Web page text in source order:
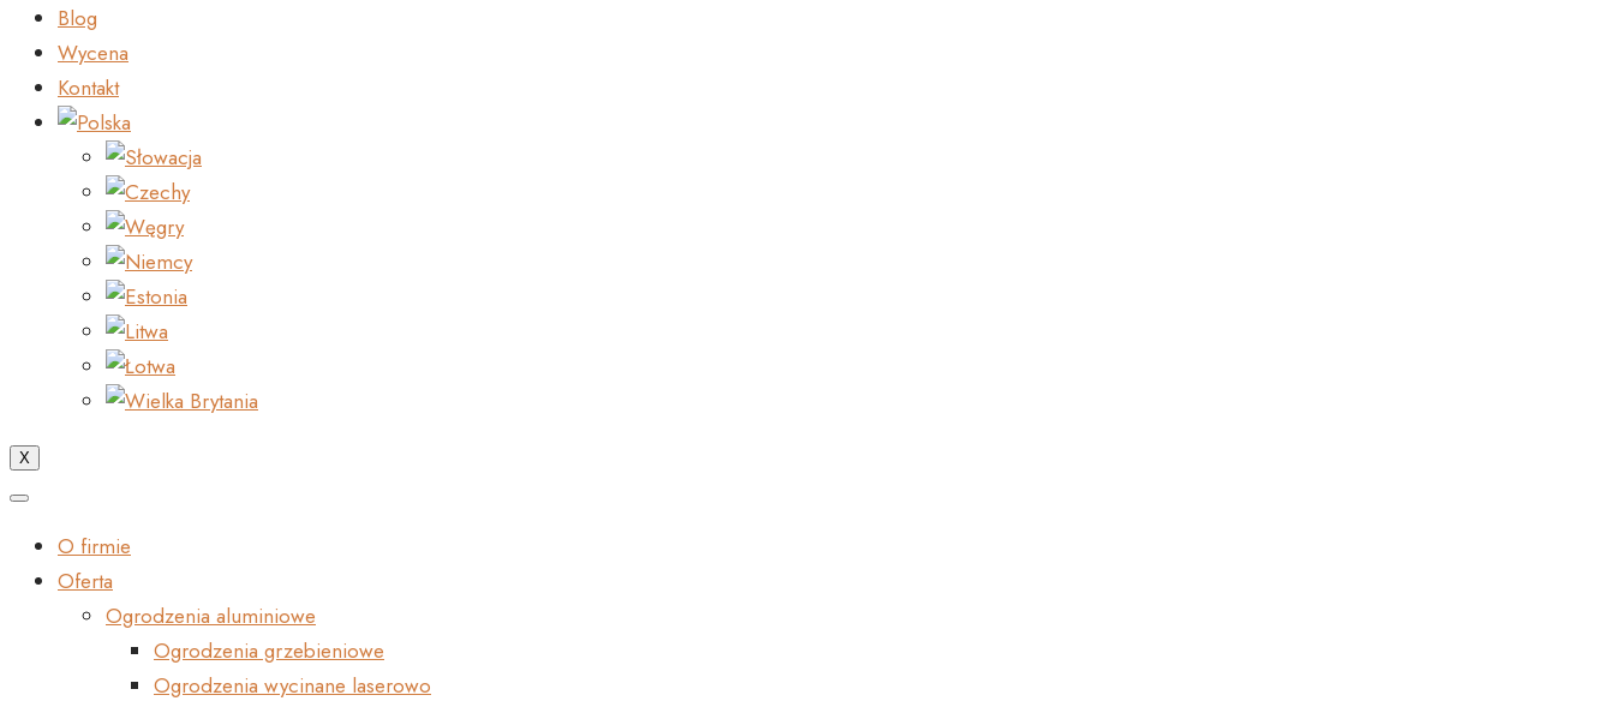
Blog
Wycena
Kontakt
X
O firmie
Oferta
Ogrodzenia aluminiowe
Ogrodzenia grzebieniowe
Ogrodzenia wycinane laserowo